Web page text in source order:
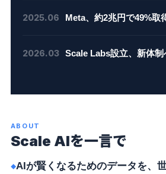
を担う、異例の展開でし
各社のAIモデルの性能
ランキング化する仕組
出す——審判としての立
2025.06 Meta、約2兆円で49%取
Metaが株式の49%を
4.5兆円へ倍増。同時に
2026.03 Scale Labs設立、新体制
を率いたJason Droege
ABOUT
Scale AIを一言で
AIが賢くなるためのデータを、